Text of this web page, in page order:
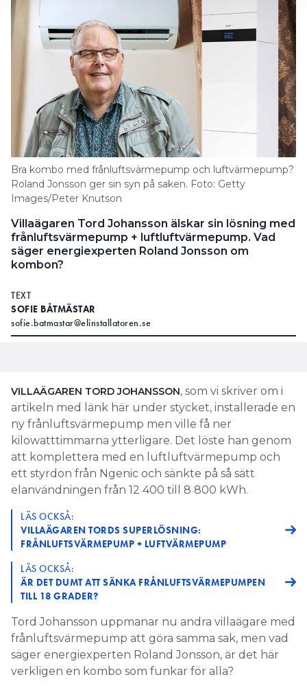
Bra kombo med frånluftsvärmepump och luftvärmepump?
Roland Jonsson ger sin syn på saken. Foto: Getty
Images/Peter Knutson
Villaägaren Tord Johansson älskar sin lösning med
frånluftsvärmepump + luftluftvärmepump. Vad
säger energiexperten Roland Jonsson om
kombon?
TEXT
SOFIE BÅTMÄSTAR
sofie.batmastar@elinstallatoren.se
VILLAÄGAREN TORD JOHANSSON, som vi skriver om i
artikeln med länk här under stycket, installerade en
ny frånluftsvärmepump men ville få ner
kilowatttimmarna ytterligare. Det löste han genom
att komplettera med en luftluftvärmepump och
ett styrdon från Ngenic och sänkte på så sätt
elanvändningen från 12 400 till 8 800 kWh.
LÄS OCKSÅ:
VILLAÄGAREN TORDS SUPERLÖSNING:
FRÅNLUFTSVÄRMEPUMP + LUFTVÄRMEPUMP
LÄS OCKSÅ:
ÄR DET DUMT ATT SÄNKA FRÅNLUFTSVÄRMEPUMPEN
TILL 18 GRADER?
Tord Johansson uppmanar nu andra villaägare med
frånluftsvärmepump att göra samma sak, men vad
säger energiexperten Roland Jonsson, är det här
verkligen en kombo som funkar för alla?